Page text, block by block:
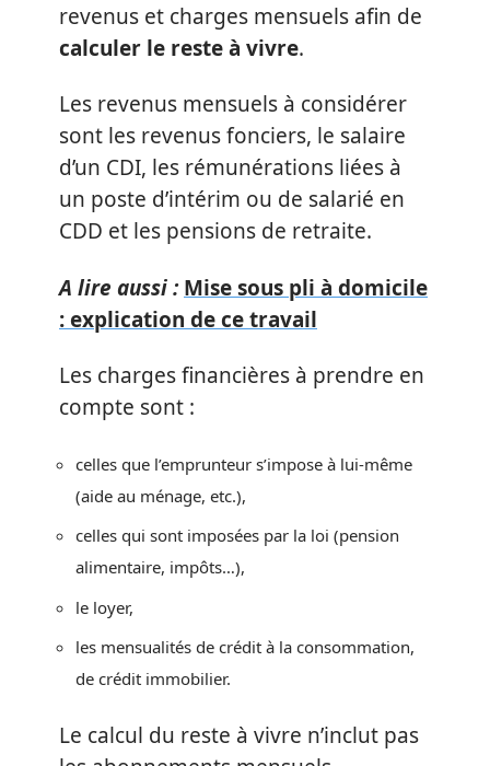
revenus et charges mensuels afin de
calculer le reste à vivre.
Les revenus mensuels à considérer
sont les revenus fonciers, le salaire
d’un CDI, les rémunérations liées à
un poste d’intérim ou de salarié en
CDD et les pensions de retraite.
A lire aussi : Mise sous pli à domicile
: explication de ce travail
Les charges financières à prendre en
compte sont :
celles que l’emprunteur s’impose à lui-même
(aide au ménage, etc.),
celles qui sont imposées par la loi (pension
alimentaire, impôts…),
le loyer,
les mensualités de crédit à la consommation,
de crédit immobilier.
Le calcul du reste à vivre n’inclut pas